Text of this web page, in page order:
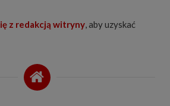
z redakcją witryny, aby uzyskać